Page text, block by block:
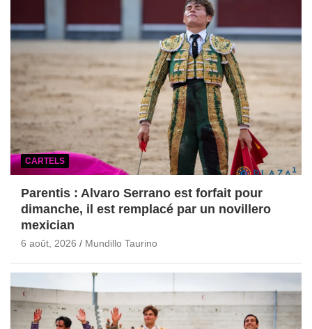
CARTELS
Parentis : Alvaro Serrano est forfait pour
dimanche, il est remplacé par un novillero
mexician
6 août, 2026 Mundillo Taurino